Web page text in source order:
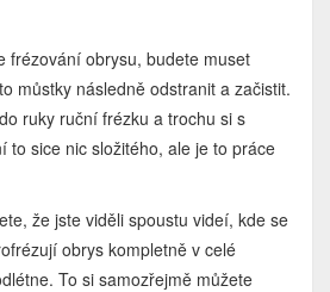
frézování obrysu, budete muset
můstky následně odstranit a začistit.
ruky ruční frézku a trochu si s
to sice nic složitého, ale je to práce
že jste viděli spoustu videí, kde se
obrys kompletně v celé
To si samozřejmě můžete